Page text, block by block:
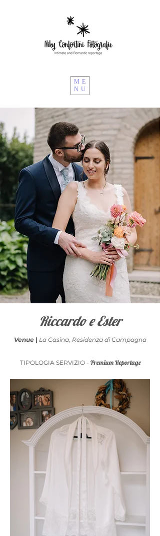
ME
NU
Riccardo e Ester
Venue | La Casina, Residenza di Campagna
TIPOLOGIA SERVIZIO - Premium Reportage